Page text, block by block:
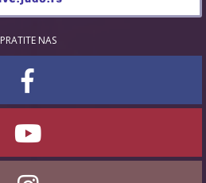
PRATITE NAS